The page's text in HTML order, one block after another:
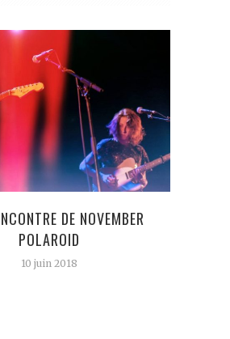
DE NOVEMBER
POLAROID
10 juin 2018